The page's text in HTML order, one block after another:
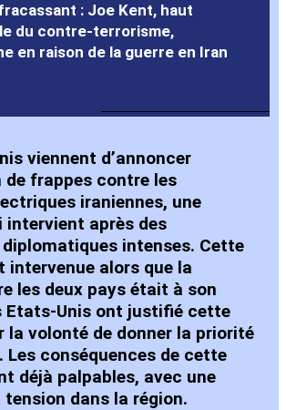
: Joe Kent, haut
du contre-terrorisme,
en raison de la guerre en Iran
viennent d’annoncer
de frappes contre les
iraniennes, une
intervient après des
intenses. Cette
intervenue alors que la
les deux pays était à son
Etats-Unis ont justifié cette
la volonté de donner la priorité
Les conséquences de cette
déjà palpables, avec une
tension dans la région.